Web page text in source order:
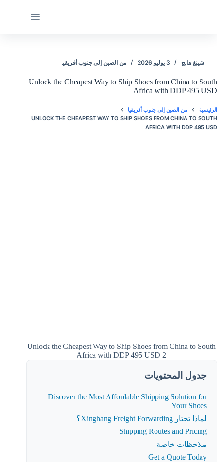
شينغ هانج 3 يوليو 2026 من الصين إلى جنوب أفريقيا
Unlock the Cheapest Way to Ship Shoes from China to South
Africa with DDP 495 USD
الرئيسية
من الصين إلى جنوب أفريقيا
UNLOCK THE CHEAPEST WAY TO SHIP SHOES FROM CHINA TO SOUTH
AFRICA WITH DDP 495 USD
Unlock the Cheapest Way to Ship Shoes from China to South
Africa with DDP 495 USD 2
جدول المحتويات
Discover the Most Affordable Shipping Solution for
Your Shoes
لماذا تختار Xinghang Freight Forwarding؟
Shipping Routes and Pricing
ملاحظات خاصة
Get a Quote Today